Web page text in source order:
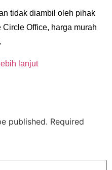
tidak diambil oleh pihak
Office, harga murah
lanjut
published. Required